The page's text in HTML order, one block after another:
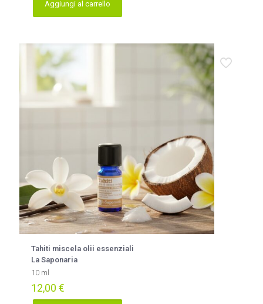
Aggiungi al carrello
Tahiti miscela olii essenziali
La Saponaria
10 ml
12,00 €